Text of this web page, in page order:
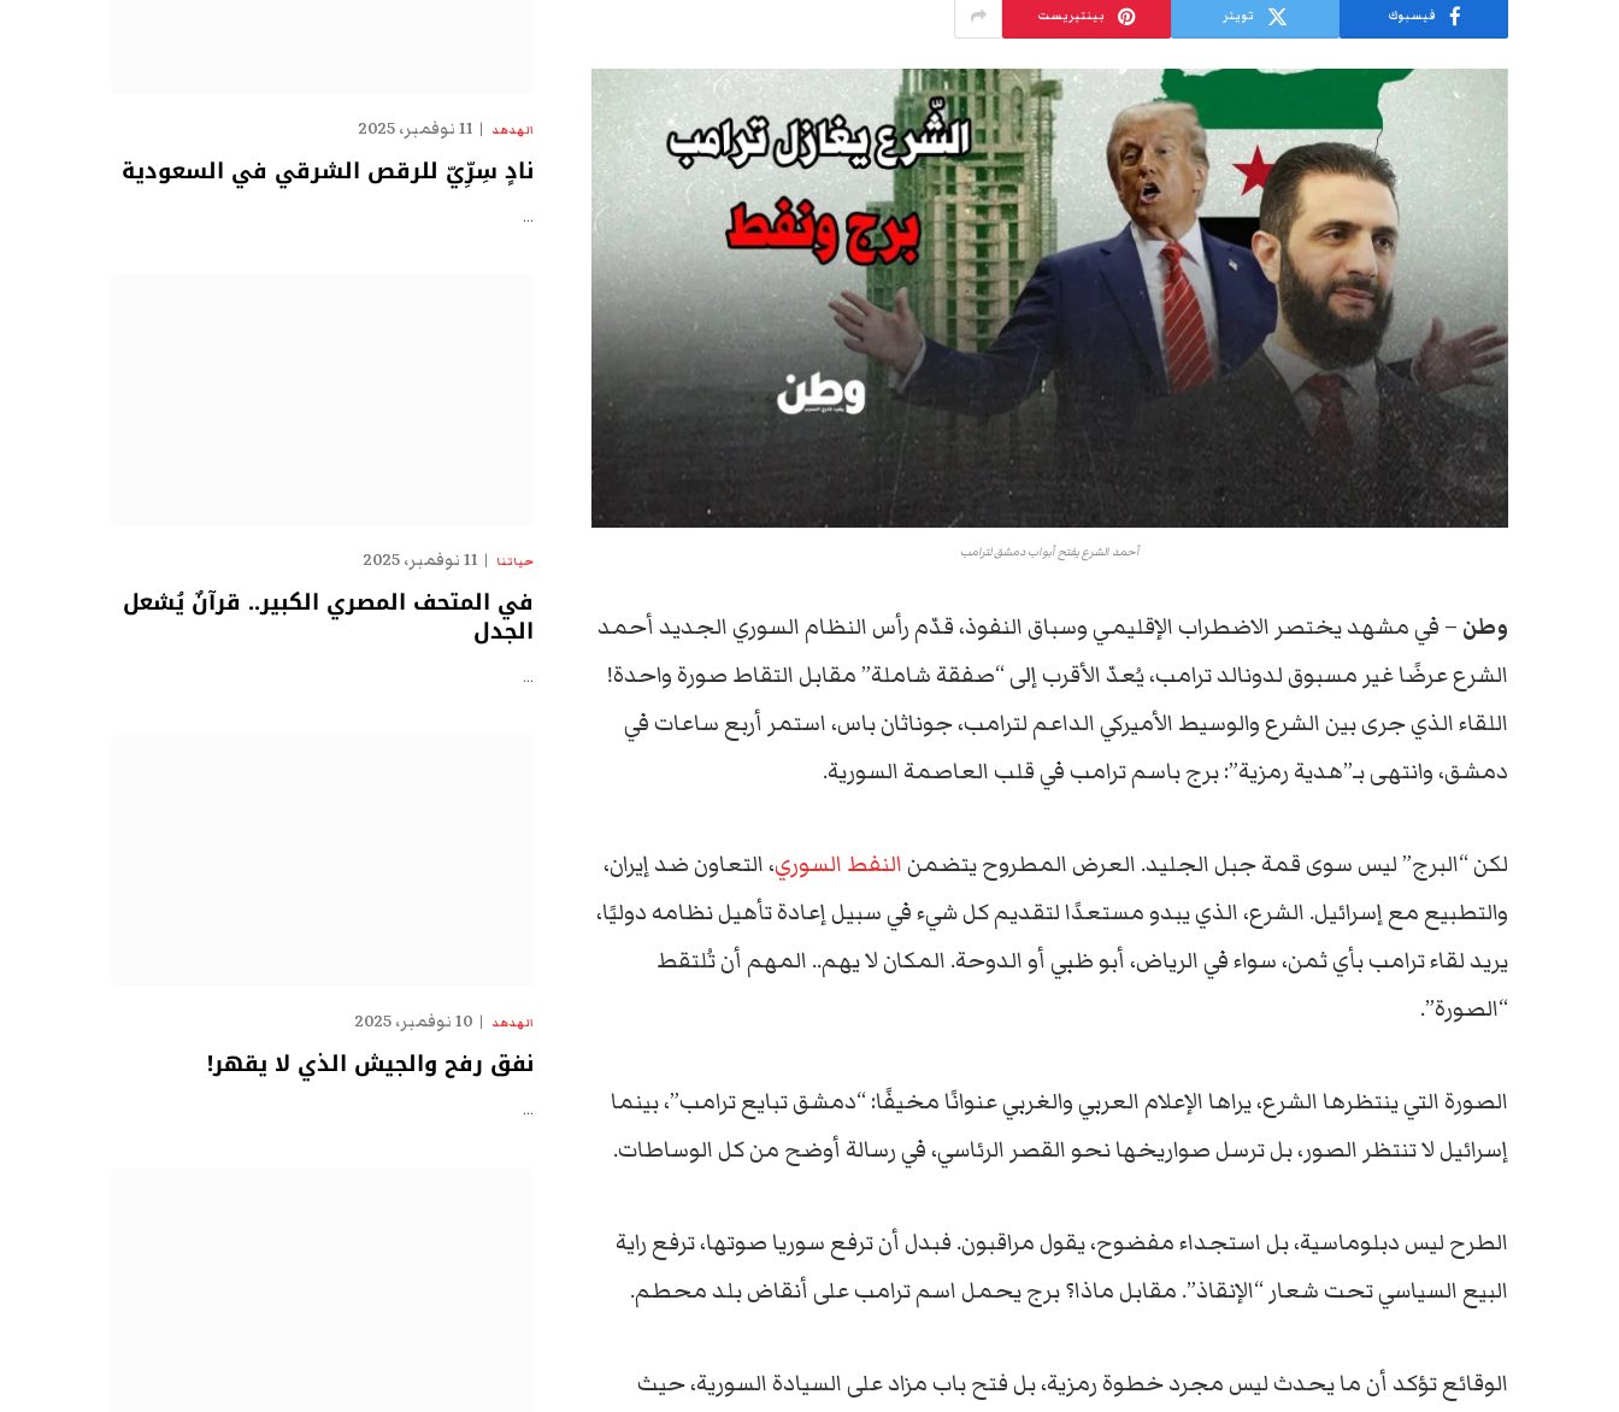
فيسبوك تويتر بينتيريست
أحمد الشرع يفتح أبواب دمشق لترامب
وطن – فيمشهديختصر الاضطرابالإقليميوسباقالنفوذ،قدّمرأسالنظامالسوريالجديدأحمد
الشرععرضًاغير مسبوقلدونالدترامب،يُعدّالأقربإلى “صفقةشاملة”مقابلالتقاط صورةواحدة!
اللقاءالذيجرىبينالشرعوالوسيط الأميركيالداعملترامب،جوناثانباس،استمر أربع ساعاتفي
دمشق،وانتهىبـ”هديةرمزية”:برجباسمترامبفيقلبالعاصمةالسورية.
لكن “البرج”ليسسوىقمةجبلالجليد. العرضالمطروحيتضمنالنفط السوري،التعاونضدإيران،
والتطبيع معإسرائيل. الشرع،الذييبدو مستعدًالتقديمكلشيءفيسبيلإعادةتأهيلنظامهدوليًا،
يريدلقاءترامببأيثمن،سواءفيالرياض،أبو ظبيأو الدوحة. المكانلايهم.. المهمأنتُلتقط
“الصورة”.
الصورةالتيينتظرها الشرع،يراها الإعلامالعربيوالغربيعنوانًا مخيفًا:“دمشقتبايعترامب”،بينما
إسرائيللاتنتظر الصور،بلترسلصواريخهانحو القصر الرئاسي،فيرسالةأوضح منكلالوساطات.
الطرح ليسدبلوماسية،بلاستجداءمفضوح،يقولمراقبون. فبدلأنترفع سوريا صوتها،ترفع راية
البيع السياسيتحتشعار “الإنقاذ”. مقابلماذا؟برجيحملاسمترامبعلىأنقاضبلدمحطم.
الوقائعتؤكدأنمايحدثليسمجردخطوةرمزية،بلفتحبابمزادعلىالسيادةالسورية،حيث
الهدهد 11 نوفمبر، 2025
نادٍ سِرِّيّ للرقص الشرقي في السعودية
…
حياتنا 11 نوفمبر، 2025
في المتحف المصري الكبير.. قرآنٌ يُشعل
الجدل
…
الهدهد 10 نوفمبر، 2025
نفق رفح والجيش الذي لا يقهر!
…